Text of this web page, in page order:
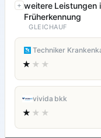
weitere Leistungen
Früherkennung
GLEICHAUF
Techniker
★ ★★
vivida bkk
★ ★★